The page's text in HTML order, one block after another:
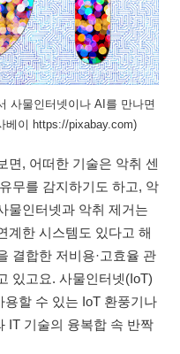
사물인터넷이나 AI를 만나면
베이 https://pixabay.com)
면, 어떠한 기술은 악취 센
무를 감지하기도 하고, 악
물인터넷과 악취 제거는
계한 시스템도 있다고 해
결합한 저비용·고효율 관
있고요. 사물인터넷(IoT)
할 수 있는 IoT 환풍기나
IT 기술의 융복합 속 반짝